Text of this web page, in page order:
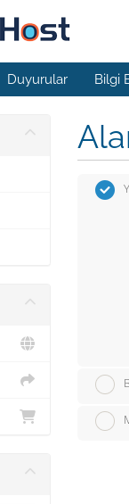
Duyurular Bilgi